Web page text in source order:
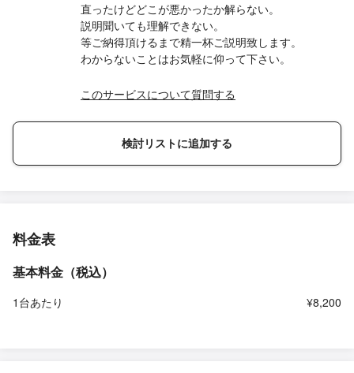
直ったけどどこが悪かったか解らない。
説明聞いても理解できない。
等ご納得頂けるまで精一杯ご説明致します。
わからないことはお気軽に仰って下さい。
このサービスについて質問する
検討リストに追加する
料金表
基本料金（税込）
1台あたり ¥8,200